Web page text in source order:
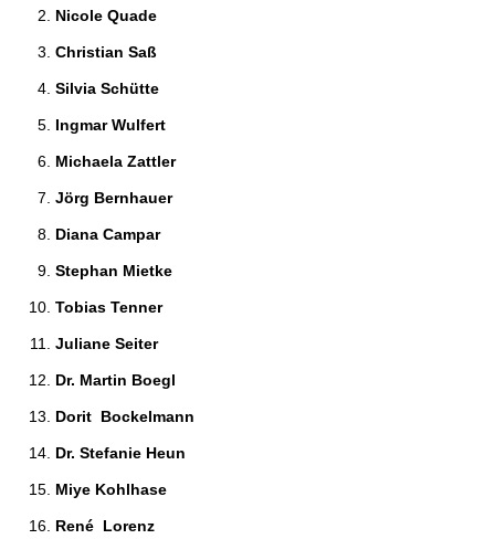
Nicole Quade
Christian Saß
Silvia Schütte
Ingmar Wulfert
Michaela Zattler
Jörg Bernhauer
Diana Campar
Stephan Mietke
Tobias Tenner
Juliane Seiter
Dr. Martin Boegl
Dorit  Bockelmann
Dr. Stefanie Heun
Miye Kohlhase
René  Lorenz